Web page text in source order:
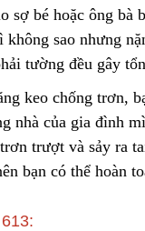
bé hoặc ông bà
sao nhưng
tường đều gây
keo chống trơn,
nhà của gia đình
trượt và sảy ra
bạn có thể hoàn
Gia Công Cơ Khí
Theo Yêu Cầu
2025/10/15
Nguyên Lý Hoạt
Khung Lưới Bùi Nhùi
Tách Hơi Dầu
2024/07/01
Tiện Lợi